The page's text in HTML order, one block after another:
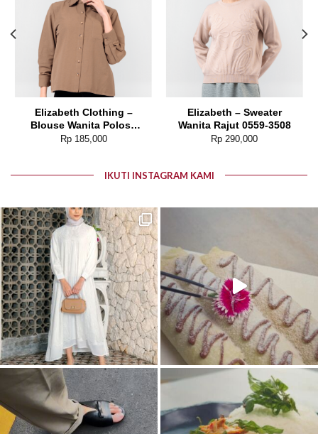
Elizabeth Clothing –
Blouse Wanita Polos |
Lengan Panjang 0595-
Rp185,000
Elizabeth – Sweater
Wanita Rajut 0559-3508
Rp 290,000
IKUTI INSTAGRAM KAMI